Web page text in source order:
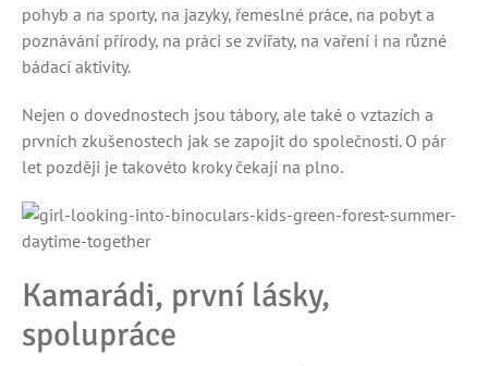
pohyb a na sporty, na jazyky, řemeslné práce, na pobyt a
poznávání přírody, na práci se zvířaty, na vaření i na různé
bádací aktivity.
Nejen o dovednostech jsou tábory, ale také o vztazích a
prvních zkušenostech jak se zapojit do společnosti. O pár
let později je takovéto kroky čekají na plno.
Kamarádi, první lásky,
spolupráce